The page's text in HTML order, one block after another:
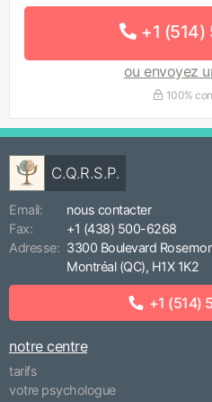
+1 (514)
ou envoyez
100%
C.Q.R.S.P.
Email:
nous contacter
Fax:
+1 (438) 500-6268
Adresse: 3300 Boulevard
Montréal (QC), H1X 1K2
+1 (514)
notre centre
tarifs
votre psychologue